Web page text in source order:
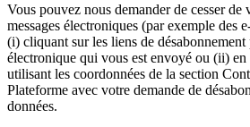
Vous pouvez nous demander de cesser de
messages électroniques (par exemple des
(i) cliquant sur les liens de désabonnement
électronique qui vous est envoyé ou (ii) en
utilisant les coordonnées de la section
Plateforme avec votre demande de
données.